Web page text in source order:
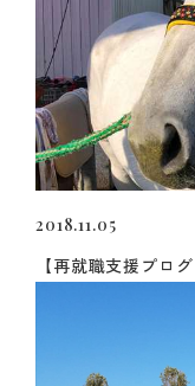
2018.11.05
【再就職支援プロ